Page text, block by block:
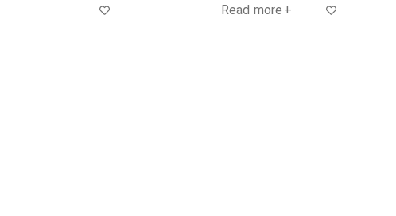
Read more